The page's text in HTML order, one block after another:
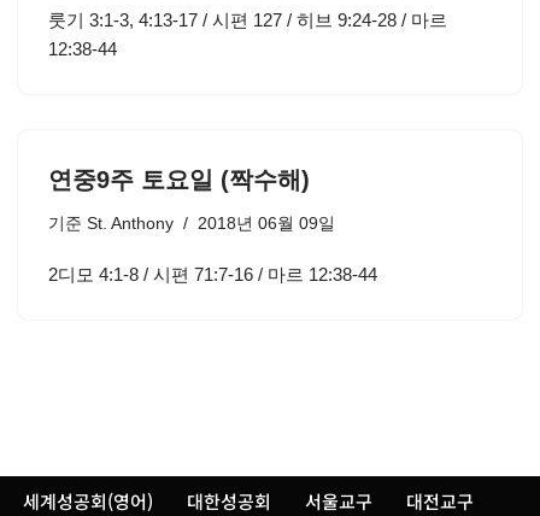
룻기 3:1-3, 4:13-17 / 시편 127 / 히브 9:24-28 / 마르
12:38-44
연중9주 토요일 (짝수해)
기준 St. Anthony 2018년 06월 09일
2디모 4:1-8 / 시편 71:7-16 / 마르 12:38-44
세계성공회(영어) 대한성공회 서울교구 대전교구